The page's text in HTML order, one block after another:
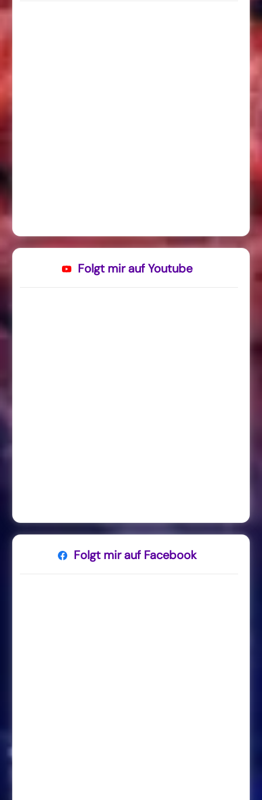
Folgt mir auf Youtube
Folgt mir auf Facebook